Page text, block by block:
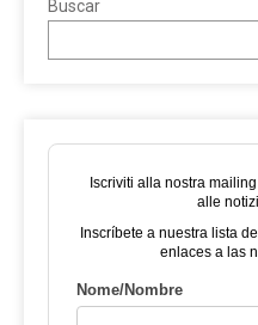
Buscar
Iscriviti alla nostra
alle
Inscríbete a nuestra lista
enlaces a las
Nome/Nombre